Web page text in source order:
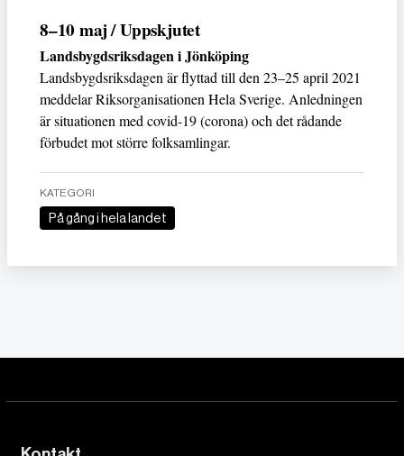
8–10 maj / Uppskjutet
Landsbygdsriksdagen i Jönköping
Landsbygdsriksdagen är flyttad till den 23–25 april 2021
meddelar Riksorganisationen Hela Sverige. Anledningen
är situationen med covid-19 (corona) och det rådande
förbudet mot större folksamlingar.
KATEGORI
På gång i hela landet